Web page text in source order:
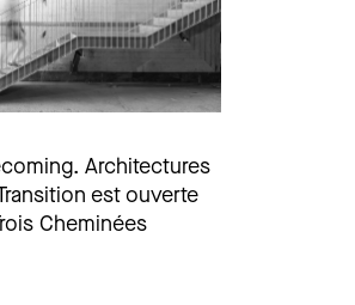
Architectures
est ouverte
Cheminées